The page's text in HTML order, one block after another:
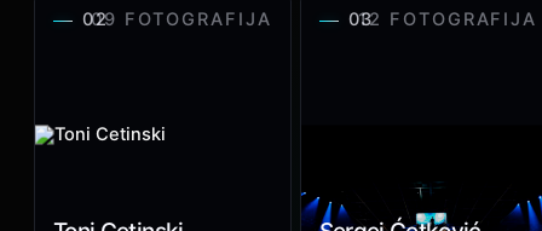
02
09 FOTOGRAFIJA 03
12 FOTOGRAFIJA